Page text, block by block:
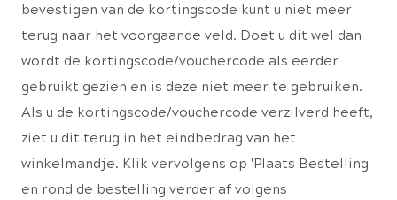
bevestigen van de kortingscode kunt u niet meer
terug naar het voorgaande veld. Doet u dit wel dan
wordt de kortingscode/vouchercode als eerder
gebruikt gezien en is deze niet meer te gebruiken.
Als u de kortingscode/vouchercode verzilverd heeft,
ziet u dit terug in het eindbedrag van het
winkelmandje. Klik vervolgens op 'Plaats Bestelling'
en rond de bestelling verder af volgens